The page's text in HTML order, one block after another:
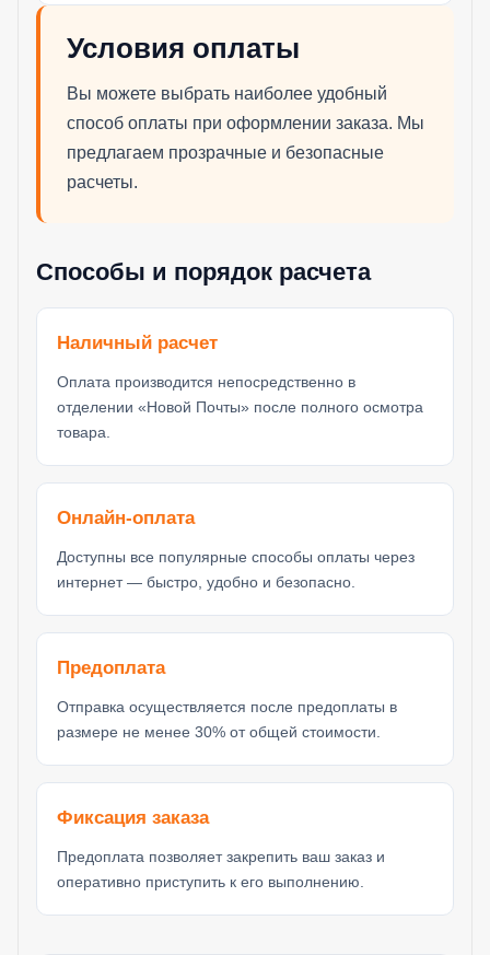
Условия оплаты
Вы можете выбрать наиболее удобный
способ оплаты при оформлении заказа. Мы
предлагаем прозрачные и безопасные
расчеты.
Способы и порядок расчета
Наличный расчет
Оплата производится непосредственно в
отделении «Новой Почты» после полного осмотра
товара.
Онлайн-оплата
Доступны все популярные способы оплаты через
интернет — быстро, удобно и безопасно.
Предоплата
Отправка осуществляется после предоплаты в
размере не менее 30% от общей стоимости.
Фиксация заказа
Предоплата позволяет закрепить ваш заказ и
оперативно приступить к его выполнению.